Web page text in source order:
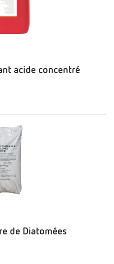
acide concentré
de Diatomées